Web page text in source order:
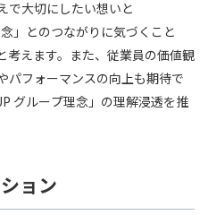
で大切にしたい想いと
念」とのつながりに気づくこと
考えます。また、従業員の価値観
パフォーマンスの向上も期待で
グループ理念」の理解浸透を推
ョン